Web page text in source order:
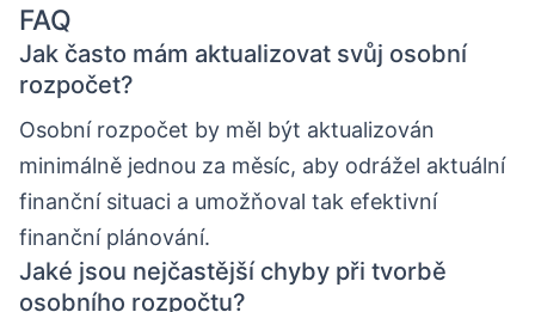
FAQ
Jak často mám aktualizovat svůj osobní
rozpočet?
Osobní rozpočet by měl být aktualizován
minimálně jednou za měsíc, aby odrážel aktuální
finanční situaci a umožňoval tak efektivní
finanční plánování.
Jaké jsou nejčastější chyby při tvorbě
osobního rozpočtu?